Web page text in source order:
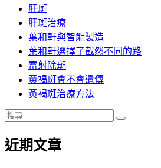
肝斑
肝斑治療
葉和軒與智能製造
葉和軒選擇了截然不同的路
雷射除斑
黃褐斑會不會遺傳
黃褐斑治療方法
搜
關
近期文章